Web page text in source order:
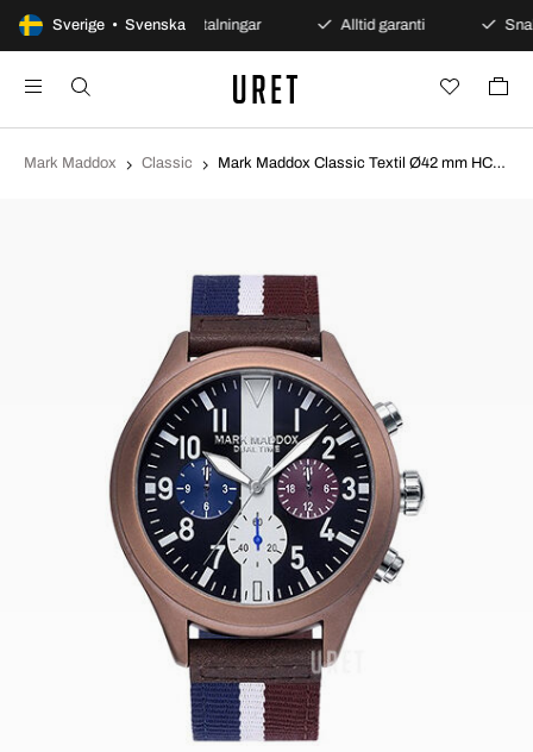
Sverige • Svenska
köp Säkra betalningar Alltid garanti
Mark Maddox Classic Mark Maddox Classic Textil Ø42 mm HC2001-45